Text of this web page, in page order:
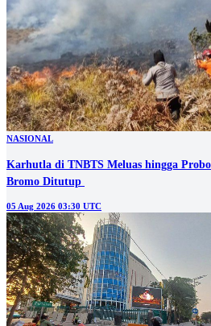
NASIONAL
Karhutla di TNBTS Meluas hingga
05 Aug 2026 03:30 UTC